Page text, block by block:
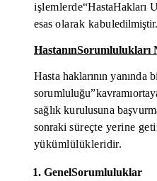
işlemlerde“HastaHakları
esas olarak kabuledilmiştir.
HastanınSorumlulukları
Hasta haklarınınyanında
sorumluluğu”kavramı
sağlık kurulusuna
sonraki süreçte yerine
yükümlülükleridir.
1. GenelSorumluluklar